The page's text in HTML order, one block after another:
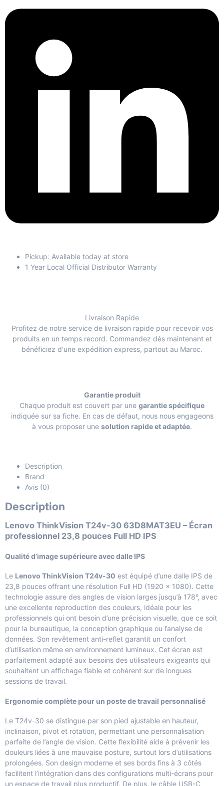
Pickup: Available today at store
1 Year Local Official Distributor Warranty
Livraison Rapide
Profitez de notre service de livraison rapide pour recevoir vos
produits en un temps record. Commandez dès maintenant et
bénéficiez d'une expédition express, partout au Maroc.
Garantie produit
Chaque produit est couvert par une garantie spécifique
indiquée sur sa fiche. En cas de défaut, nous nous engageons
à vous proposer une solution rapide et adaptée.
Description
Brand
Avis (0)
Description
Lenovo ThinkVision T24v-30 63D8MAT3EU – Écran
professionnel 23,8 pouces Full HD IPS
Qualité d’image supérieure avec dalle IPS
Le Lenovo ThinkVision T24v-30 est équipé d’une dalle IPS de
23,8 pouces offrant une résolution Full HD (1920 × 1080). Cette
technologie assure des angles de vision larges jusqu’à 178°, avec
une excellente reproduction des couleurs, idéale pour les
professionnels qui ont besoin d’une précision visuelle, que ce soit
pour la bureautique, la conception graphique ou l’analyse de
données. Son revêtement anti-reflet garantit un confort
d’utilisation même en environnement lumineux. Cet écran est
parfaitement adapté aux besoins des utilisateurs exigeants qui
souhaitent un affichage fiable et cohérent sur de longues
sessions de travail.
Ergonomie complète pour un poste de travail personnalisé
Le T24v-30 se distingue par son pied ajustable en hauteur,
inclinaison, pivot et rotation, permettant une personnalisation
parfaite de l’angle de vision. Cette flexibilité aide à prévenir les
douleurs liées à une mauvaise posture, surtout lors d’utilisations
prolongées. Son design moderne et ses bords fins à 3 côtés
facilitent l’intégration dans des configurations multi-écrans pour
un espace de travail plus productif. De plus, le câble USB-C